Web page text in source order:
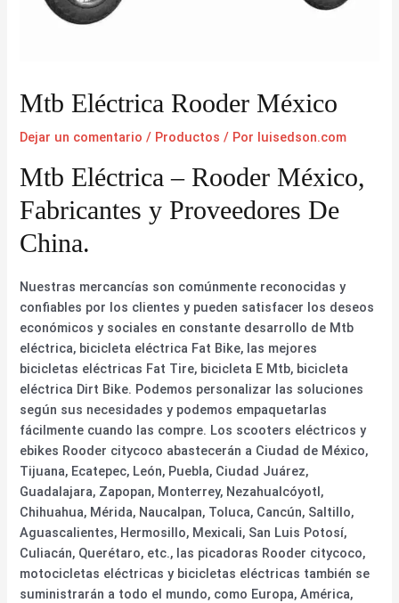
Mtb Eléctrica Rooder México
Dejar un comentario / Productos / Por luisedson.com
Mtb Eléctrica – Rooder México,
Fabricantes y Proveedores De
China.
Nuestras mercancías son comúnmente reconocidas y
confiables por los clientes y pueden satisfacer los deseos
económicos y sociales en constante desarrollo de Mtb
eléctrica, bicicleta eléctrica Fat Bike, las mejores
bicicletas eléctricas Fat Tire, bicicleta E Mtb, bicicleta
eléctrica Dirt Bike. Podemos personalizar las soluciones
según sus necesidades y podemos empaquetarlas
fácilmente cuando las compre. Los scooters eléctricos y
ebikes Rooder citycoco abastecerán a Ciudad de México,
Tijuana, Ecatepec, León, Puebla, Ciudad Juárez,
Guadalajara, Zapopan, Monterrey, Nezahualcóyotl,
Chihuahua, Mérida, Naucalpan, Toluca, Cancún, Saltillo,
Aguascalientes, Hermosillo, Mexicali, San Luis Potosí,
Culiacán, Querétaro, etc., las picadoras Rooder citycoco,
motocicletas eléctricas y bicicletas eléctricas también se
suministrarán a todo el mundo, como Europa, América,